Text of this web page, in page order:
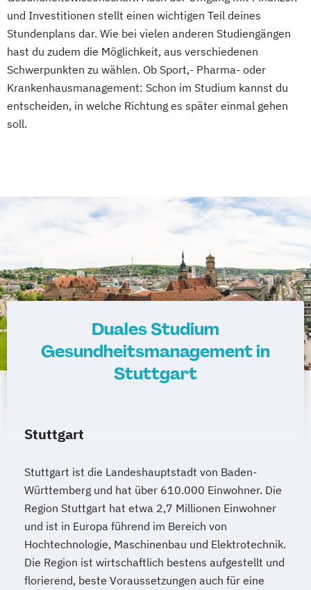
und Investitionen stellt einen wichtigen Teil deines
Stundenplans dar. Wie bei vielen anderen Studiengängen
hast du zudem die Möglichkeit, aus verschiedenen
Schwerpunkten zu wählen. Ob Sport,- Pharma- oder
Krankenhausmanagement: Schon im Studium kannst du
entscheiden, in welche Richtung es später einmal gehen
soll.
Duales Studium
Gesundheitsmanagement in
Stuttgart
Stuttgart
Stuttgart ist die Landeshauptstadt von Baden-
Württemberg und hat über 610.000 Einwohner. Die
Region Stuttgart hat etwa 2,7 Millionen Einwohner
und ist in Europa führend im Bereich von
Hochtechnologie, Maschinenbau und Elektrotechnik.
Die Region ist wirtschaftlich bestens aufgestellt und
florierend, beste Voraussetzungen auch für eine